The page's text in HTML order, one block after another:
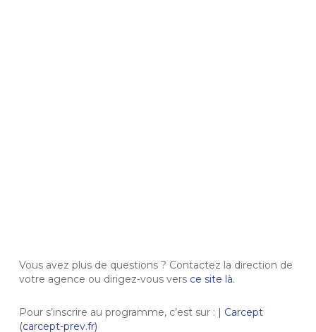
Vous avez plus de questions ? Contactez la direction de
votre agence ou dirigez-vous vers ce site là.
Pour s’inscrire au programme, c’est sur :
| Carcept
(carcept-prev.fr)